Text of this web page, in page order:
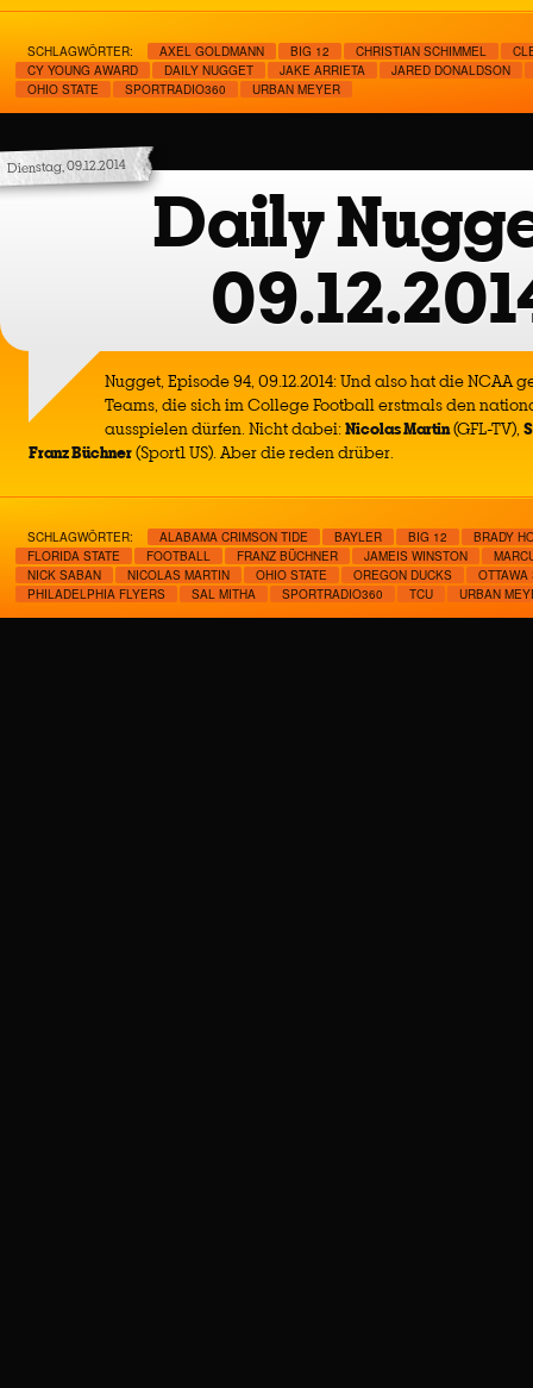
SCHLAGWÖRTER: AXEL GOLDMANN BIG 12 CHRISTIAN SCHIMMEL
CY YOUNG AWARD
DAILY NUGGET JAKE ARRIETA
JARED DONALDSON
OHIO STATE
SPORTRADIO360 URBAN MEYER
Dienstag, 09.12.2014
Daily
Nugget, Episode 94, 09.12.2014: Und also hat die NCAA
Teams, die sich im College Football erstmals den
ausspielen dürfen. Nicht dabei:Nicolas Martin(GFL-TV),
Franz Büchner(Sport1 US). Aber die reden drüber.
SCHLAGWÖRTER: ALABAMA CRIMSON TIDE BAYLER BIG 12
BRADY
FLORIDA STATE
FOOTBALL FRANZ BÜCHNER JAMEIS WINSTON
NICK SABAN
NICOLAS MARTIN OHIO STATE OREGON DUCKS
OTTAWA
PHILADELPHIA FLYERS
SAL MITHA SPORTRADIO360 TCU URBAN